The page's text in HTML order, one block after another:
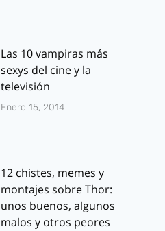
Las 10 vampiras más
sexys del cine y la
televisión
Enero 15, 2014
12 chistes, memes y
montajes sobre Thor:
unos buenos, algunos
malos y otros peores